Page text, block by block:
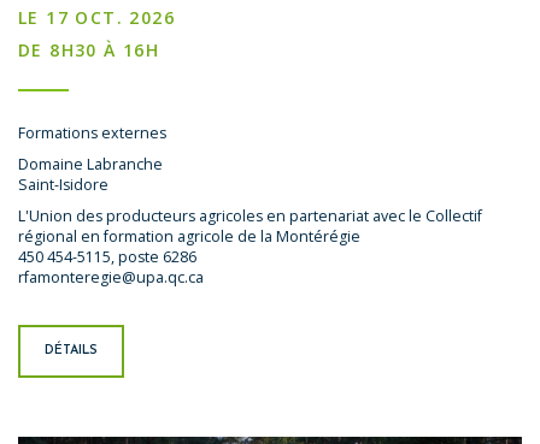
LE 17 OCT. 2026
DE 8H30 À 16H
Formations externes
Domaine Labranche
Saint-Isidore
L'Union des producteurs agricoles en partenariat avec le Collectif
régional en formation agricole de la Montérégie
450 454-5115, poste 6286
rfamonteregie@upa.qc.ca
DÉTAILS